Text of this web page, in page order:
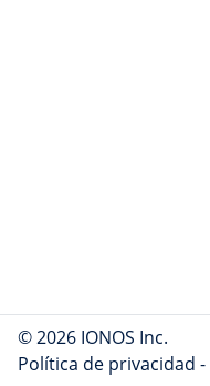
© 2026 IONOS Inc.
Política de privacidad -